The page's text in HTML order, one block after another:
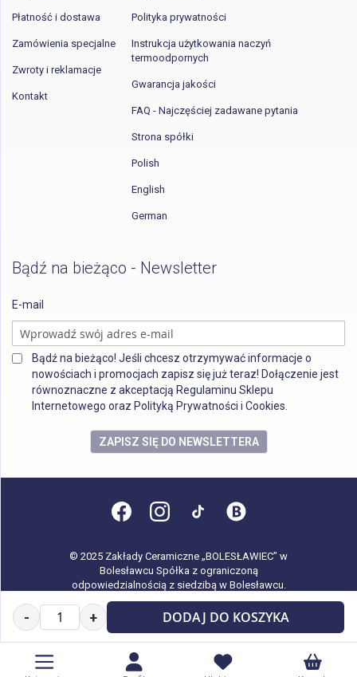
- + DODAJ DO KOSZYKA
Płatność i dostawa
Zamówienia specjalne
Zwroty i reklamacje
Kontakt
Polityka prywatności
Instrukcja użytkowania naczyń
termoodpornych
Gwarancja jakości
FAQ - Najczęściej zadawane pytania
Strona spółki
Polish
English
German
Bądź na bieżąco - Newsletter
E-mail
Bądź na bieżąco! Jeśli chcesz otrzymywać informacje o
nowościach i promocjach zapisz się już teraz! Dołączenie jest
równoznaczne z akceptacją Regulaminu Sklepu
Internetowego oraz Polityką Prywatności i Cookies.
ZAPISZ SIĘ DO NEWSLETTERA
© 2025 Zakłady Ceramiczne „BOLESŁAWIEC” w
Bolesławcu Spółka z ograniczoną
odpowiedzialnością z siedzibą w Bolesławcu.
Wszystkie prawa zastrzeżone.